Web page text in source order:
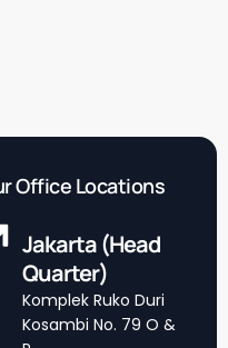
Office Locations
Jakarta (Head
Quarter)
Komplek Ruko Duri
Kosambi No. 79 O &